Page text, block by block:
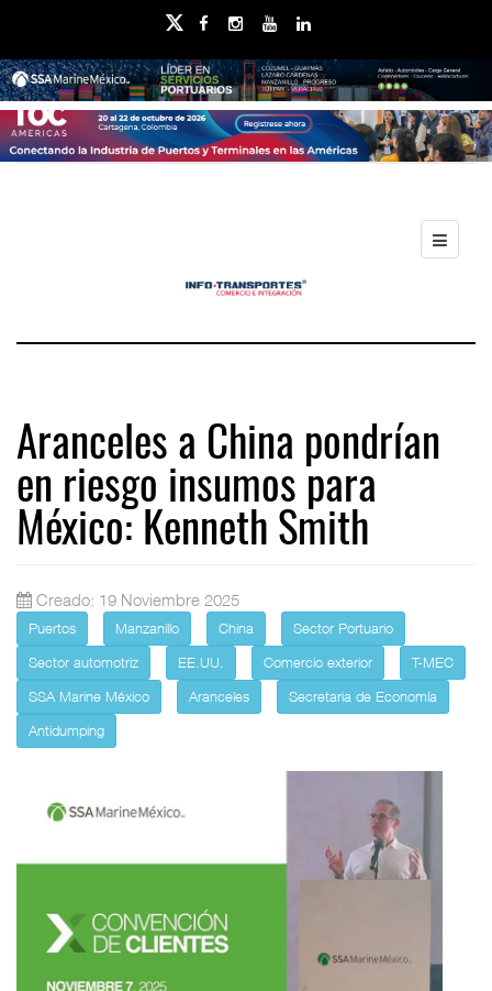
Aranceles a China pondrían
en riesgo insumos para
México: Kenneth Smith
Creado: 19 Noviembre 2025
Puertos Manzanillo China
Sector Portuario
Sector automotriz
EE.UU. Comercio exterior
T-MEC
SSA Marine México
Aranceles
Secretaria de Economía
Antidumping